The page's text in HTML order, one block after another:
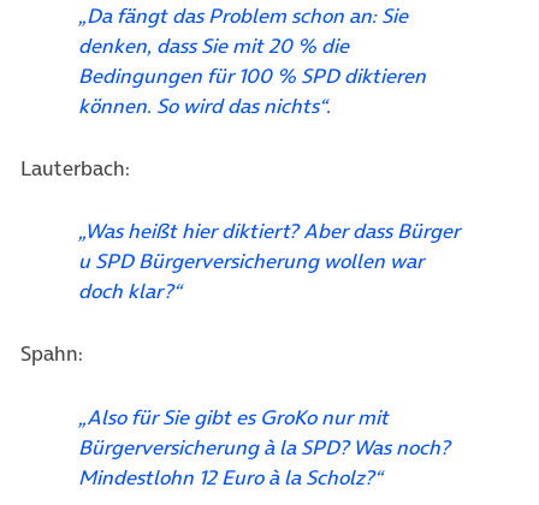
„Da fängt das Problem schon an: Sie
denken, dass Sie mit 20 % die
Bedingungen für 100 % SPD diktieren
können. So wird das nichts“.
Lauterbach:
„Was heißt hier diktiert? Aber dass Bürger
u SPD Bürgerversicherung wollen war
doch klar?“
Spahn:
„Also für Sie gibt es GroKo nur mit
Bürgerversicherung à la SPD? Was noch?
Mindestlohn 12 Euro à la Scholz?“